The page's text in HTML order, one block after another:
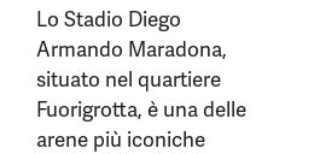
Lo Stadio Diego
Armando Maradona,
situato nel quartiere
Fuorigrotta, è una delle
arene più iconiche